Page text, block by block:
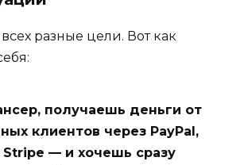
разные цели. Вот как
получаешь деньги от
клиентов через PayPal,
— и хочешь сразу